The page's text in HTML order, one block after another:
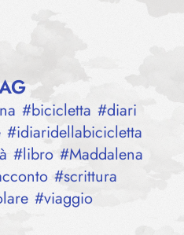
#bicicletta #diari
#idiaridellabicicletta
#libro #Maddalena
#scrittura
#viaggio